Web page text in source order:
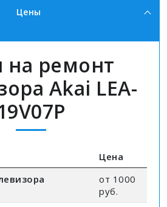
Цены
на ремонт
Akai LEA-
Цена
от 1000
руб.